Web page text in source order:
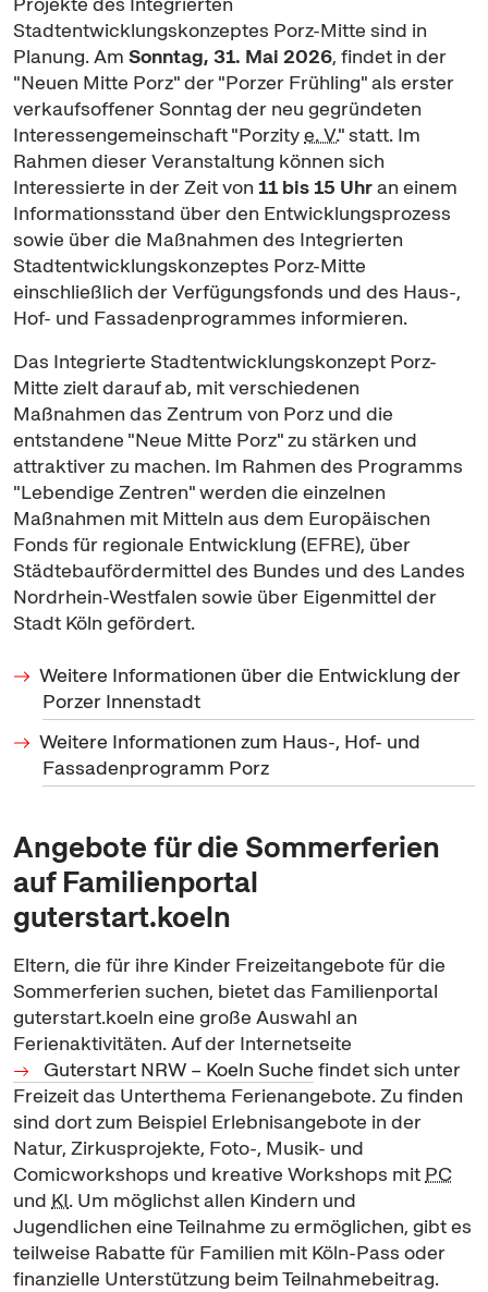
Stadtentwicklungskonzeptes Porz-Mitte sind in
Planung. Am Sonntag, 31. Mai 2026, findet in der
"Neuen Mitte Porz" der "Porzer Frühling" als erster
verkaufsoffener Sonntag der neu gegründeten
Interessengemeinschaft "Porzitye. V." statt. Im
Rahmen dieser Veranstaltung können sich
Interessierte in der Zeit von 11 bis 15 Uhran einem
Informationsstand über den Entwicklungsprozess
sowie über die Maßnahmen des Integrierten
Stadtentwicklungskonzeptes Porz-Mitte
einschließlich der Verfügungsfonds und des Haus-,
Hof- und Fassadenprogrammes informieren.
Das Integrierte Stadtentwicklungskonzept Porz-
Mitte zielt darauf ab, mit verschiedenen
Maßnahmen das Zentrum von Porz und die
entstandene "Neue Mitte Porz" zu stärken und
attraktiver zu machen. Im Rahmen des Programms
"Lebendige Zentren" werden die einzelnen
Maßnahmen mit Mitteln aus dem Europäischen
Fonds für regionale Entwicklung (EFRE), über
Städtebaufördermittel des Bundes und des Landes
Nordrhein-Westfalen sowie über Eigenmittel der
Stadt Köln gefördert.
Weitere Informationen über die Entwicklung der
Porzer Innenstadt
Weitere Informationen zum Haus-, Hof- und
Fassadenprogramm Porz
Angebote für die Sommerferien
auf Familienportal
guterstart.koeln
Eltern, die für ihre Kinder Freizeitangebote für die
Sommerferien suchen, bietet das Familienportal
guterstart.koeln eine große Auswahl an
Ferienaktivitäten. Auf der Internetseite
Guterstart NRW – Koeln Suche findet sich unter
Freizeit das Unterthema Ferienangebote. Zu finden
sind dort zum Beispiel Erlebnisangebote in der
Natur, Zirkusprojekte, Foto-, Musik- und
Comicworkshops und kreative Workshops mit PC
und KI. Um möglichst allen Kindern und
Jugendlichen eine Teilnahme zu ermöglichen, gibt es
teilweise Rabatte für Familien mit Köln-Pass oder
finanzielle Unterstützung beim Teilnahmebeitrag.